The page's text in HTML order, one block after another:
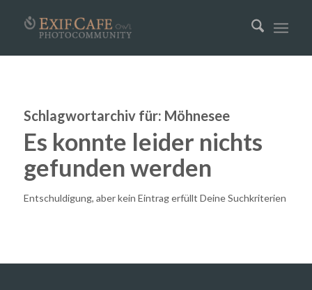
Schlagwortarchiv für: Möhnesee
Es konnte leider nichts
gefunden werden
Entschuldigung, aber kein Eintrag erfüllt Deine Suchkriterien